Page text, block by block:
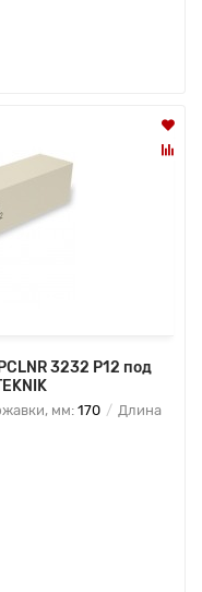
3232 P12 под
мм:170
Длина